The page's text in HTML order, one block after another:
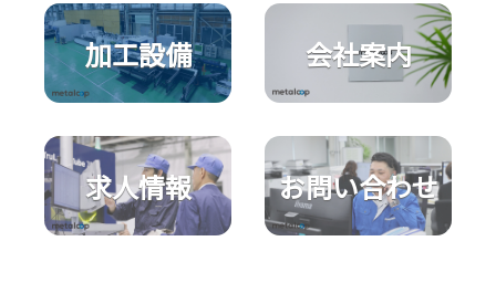
加工設備 会社案内
求人情報 お問い合わせ